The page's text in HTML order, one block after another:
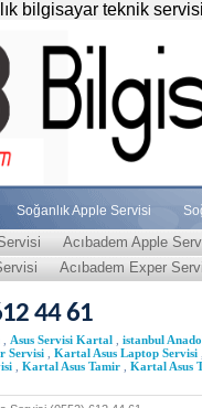
teknik
Soğanlık Apple Servisi
Acıbadem Apple
Acıbadem Exper
44 61
Asus Servisi Kartal istanbul
Servisi Kartal Asus Laptop Servisi
Kartal Asus Tamir Kartal Asus